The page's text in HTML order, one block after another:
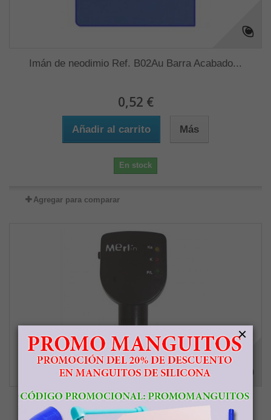
Imán de neodimio Ref. B02Au Barra Acabado...
0,52 €
Añadir al carrito Más
En stock
Agregar para comparar
Merlín Consola
×